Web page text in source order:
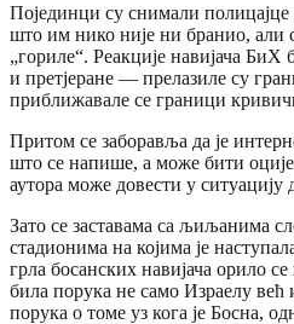
Појединци су снимали полицајце
што им нико није ни бранио, али
„гориле“. Реакције навијача БиХ
и претјеране — прелазиле су
приближавале се граници
Притом се заборавља да је
што се напише, а може бити
аутора може довести у ситуацију
Зато се заставама са љиљанима
стадионима на којима је
грла босанских навијача орило
била порука не само Израелу
порука о томе уз кога је Босна,